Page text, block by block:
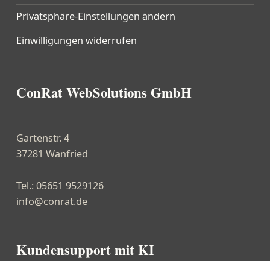
Privatsphäre-Einstellungen ändern
Einwilligungen widerrufen
ConRat WebSolutions GmbH
Gartenstr. 4
37281 Wanfried
Tel.: 05651 9529126
info@conrat.de
Kundensupport mit KI